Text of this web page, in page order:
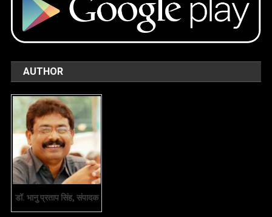
AUTHOR
डॉ. भानु प्रताप सिंह, संपादक